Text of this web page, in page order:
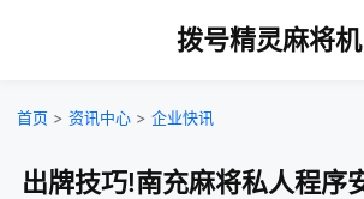
拨号精灵麻将机
首页 > 资讯中心 > 企业快讯
出牌技巧!南充麻将私人程序